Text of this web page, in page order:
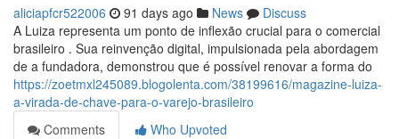
aliciapfcr522006 91 days ago News
Discuss
A Luiza representa um ponto de inflexão crucial para o comercial
brasileiro . Sua reinvenção digital, impulsionada pela abordagem
de a fundadora, demonstrou que é possível renovar a forma do
https://zoetmxl245089.blogolenta.com/38199616/magazine-luiza-
a-virada-de-chave-para-o-varejo-brasileiro
Comments
Who Upvoted